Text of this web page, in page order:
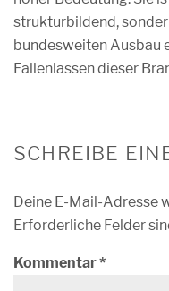
strukturbildend,
bundesweiten Ausbau
Fallenlassen dieser
SCHREIBE
Deine E-Mail-Adresse
Erforderliche Felder
Kommentar*